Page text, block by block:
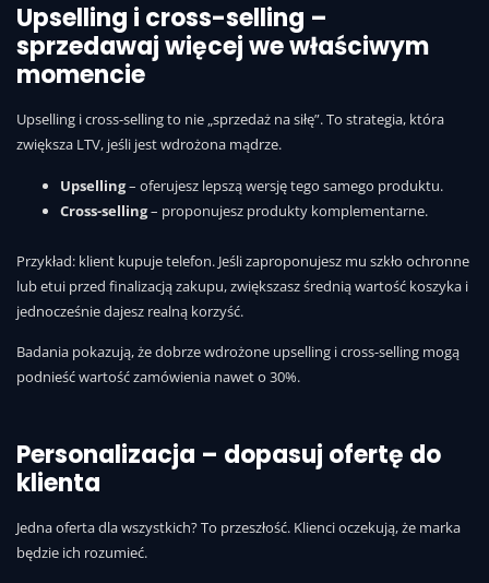
Upselling i cross-selling –
sprzedawaj więcej we właściwym
momencie
Upselling i cross-selling to nie „sprzedaż na siłę”. To strategia, która
zwiększa LTV, jeśli jest wdrożona mądrze.
Upselling– oferujesz lepszą wersję tego samego produktu.
Cross-selling– proponujesz produkty komplementarne.
Przykład: klient kupuje telefon. Jeśli zaproponujesz mu szkło ochronne
lub etui przed finalizacją zakupu, zwiększasz średnią wartość koszyka i
jednocześnie dajesz realną korzyść.
Badania pokazują, że dobrze wdrożone upselling i cross-selling mogą
podnieść wartość zamówienia nawet o 30%.
Personalizacja – dopasuj ofertę do
klienta
Jedna oferta dla wszystkich? To przeszłość. Klienci oczekują, że marka
będzie ich rozumieć.